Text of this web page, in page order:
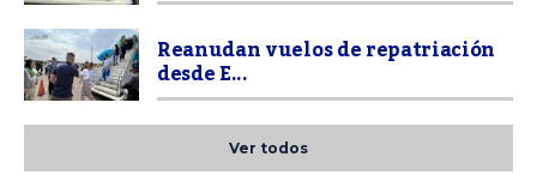
Reanudan vuelos de repatriación
desde E...
Ver todos